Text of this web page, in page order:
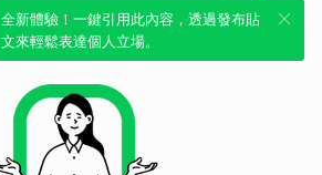
全新體驗！一鍵引用此內容，透過發布貼
文來輕鬆表達個人立場。